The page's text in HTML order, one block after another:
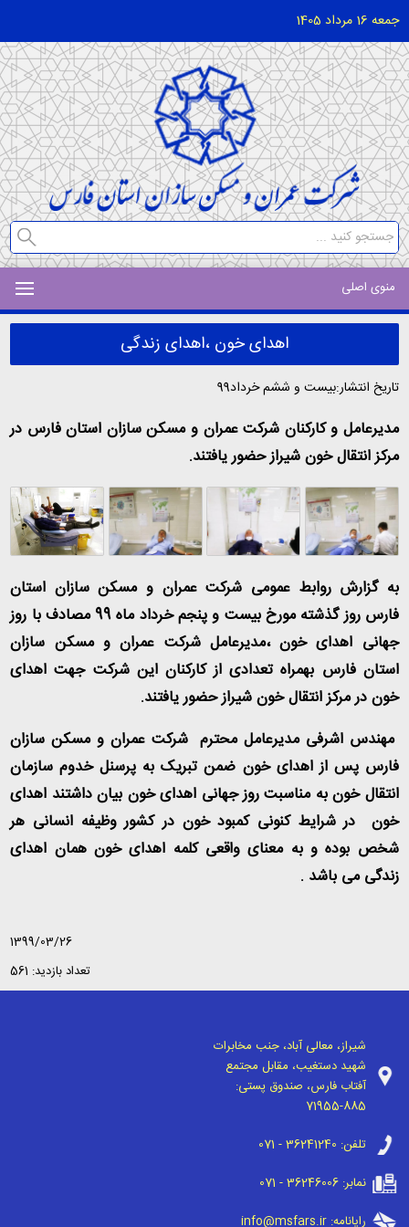
جمعه 16 مرداد 1405
منوی اصلی
اهدای خون ،اهدای زندگی
تاریخ انتشار:بیست و ششم خرداد99
مدیرعامل و کارکنان شرکت عمران و مسکن سازان استان فارس در
مرکز انتقال خون شیراز حضور یافتند.
به گزارش روابط عمومی شرکت عمران و مسکن سازان استان
فارس روز گذشته مورخ بیست و پنجم خرداد ماه 99 مصادف با روز
جهانی اهدای خون ،مدیرعامل شرکت عمران و مسکن سازان
استان فارس بهمراه تعدادی از کارکنان این شرکت جهت اهدای
خون در مرکز انتقال خون شیراز حضور یافتند.
مهندس اشرفی مدیرعامل محترم شرکت عمران و مسکن سازان
فارس پس از اهدای خون ضمن تبریک به پرسنل خدوم سازمان
انتقال خون به مناسبت روز جهانی اهدای خون بیان داشتند اهدای
خون در شرایط کنونی کمبود خون در کشور وظیفه انسانی هر
شخص بوده و به معنای واقعی کلمه اهدای خون همان اهدای
زندگی می باشد .
1399/03/26
تعداد بازدید: 561
شیراز، معالی آباد، جنب مخابرات
شهید دستغیب، مقابل مجتمع
آفتاب فارس، صندوق پستی:
71955-885
تلفن: 071 - 36241240
نمابر:071 - 36246006
رایانامه:info@msfars.ir